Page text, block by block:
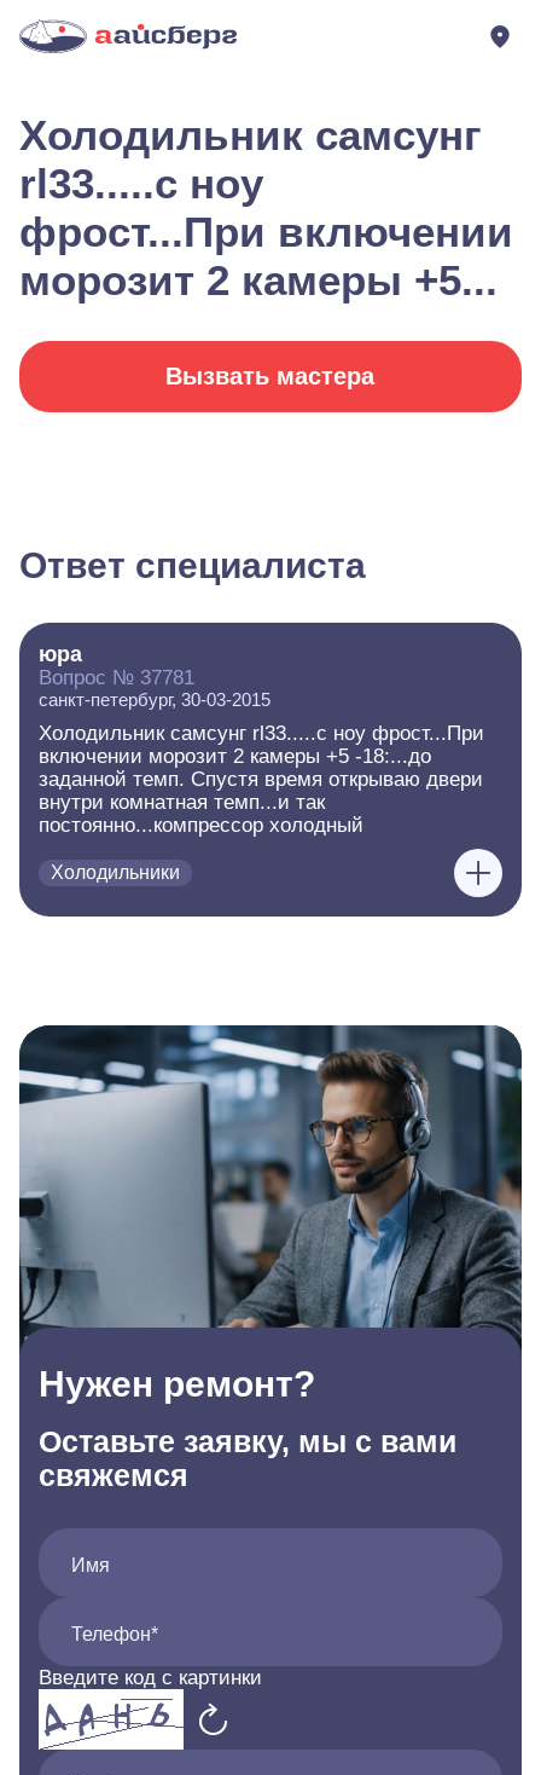
Холодильник самсунг
rl33.....с ноу
фрост...При включении
морозит 2 камеры +5...
Вызвать мастера
Ответ специалиста
юра
Вопрос № 37781
санкт-петербург, 30-03-2015
Холодильник самсунг rl33.....с ноу фрост...При
включении морозит 2 камеры +5 -18:...до
заданной темп. Спустя время открываю двери
внутри комнатная темп...и так
постоянно...компрессор холодный
Холодильники
Нужен ремонт?
Оставьте заявку, мы с вами
свяжемся
Имя
Телефон*
Введите код с картинки